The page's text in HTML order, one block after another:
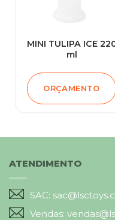
MINI TULIPA ICE
ml
ORÇAMENTO
ATENDIMENTO
SAC:
Vendas: